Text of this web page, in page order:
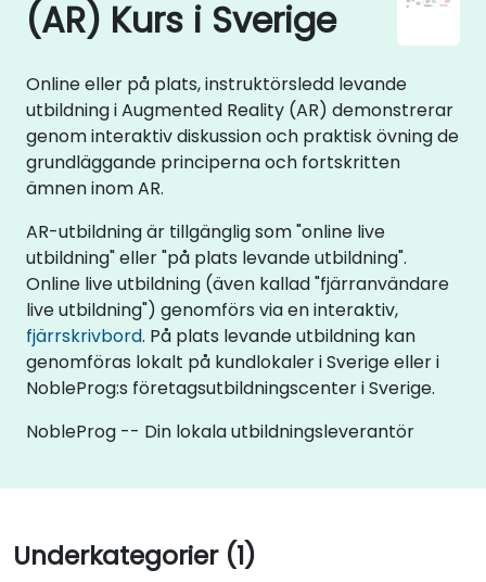
(AR) Kurs i Sverige
Online eller på plats, instruktörsledd levande
utbildning i Augmented Reality (AR) demonstrerar
genom interaktiv diskussion och praktisk övning de
grundläggande principerna och fortskritten
ämnen inom AR.
AR-utbildning är tillgänglig som "online live
utbildning" eller "på plats levande utbildning".
Online live utbildning (även kallad "fjärranvändare
live utbildning") genomförs via en interaktiv,
fjärrskrivbord. På plats levande utbildning kan
genomföras lokalt på kundlokaler i Sverige eller i
NobleProg:s företagsutbildningscenter i Sverige.
NobleProg -- Din lokala utbildningsleverantör
Underkategorier (1)